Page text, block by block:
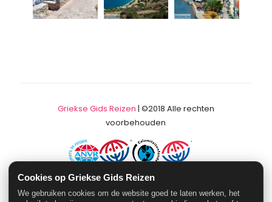
Cookies op Griekse Gids Reizen
We gebruiken cookies om de website goed te laten werken, het
Griekse Gids Reizen | ©2018 Alle rechten
voorbehouden
SGR Nummer: 3749 - ANVR Nummer: 5524